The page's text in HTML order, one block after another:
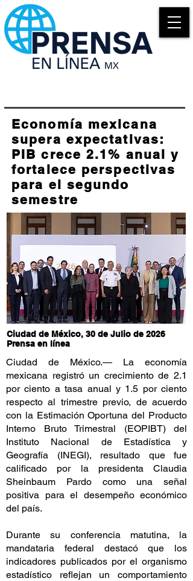
Economía mexicana
supera expectativas:
PIB crece 2.1% anual y
fortalece perspectivas
para el segundo
semestre
Ciudad de México, 30 de Julio de 2026
Prensa en línea
Ciudad de México.— La economía
mexicana registró un crecimiento de 2.1
por ciento a tasa anual y 1.5 por ciento
respecto al trimestre previo, de acuerdo
con la Estimación Oportuna del Producto
Interno Bruto Trimestral (EOPIBT) del
Instituto Nacional de Estadística y
Geografía (INEGI), resultado que fue
calificado por la presidenta Claudia
Sheinbaum Pardo como una señal
positiva para el desempeño económico
del país.
Durante su conferencia matutina, la
mandataria federal destacó que los
indicadores publicados por el organismo
estadístico reflejan un comportamiento